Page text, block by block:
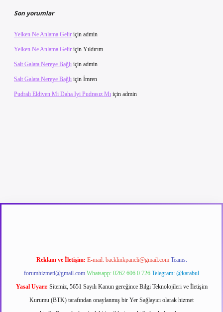
Son yorumlar
Yelken Ne Anlama Gelir için admin
Yelken Ne Anlama Gelir için Yıldırım
Salt Galata Nereye Bağlı için admin
Salt Galata Nereye Bağlı için İmren
Pudralı Eldiven Mi Daha Iyi Pudrasız Mı için admin
betexper güncel girişbetexpergir.net
Reklam ve İletişim: E-mail: backlinkpaneli@gmail.com Teams:
forumhizmeti@gmail.com Whatsapp: 0262 606 0 726 Telegram: @karabul
Yasal Uyarı: Sitemiz, 5651 Sayılı Kanun gereğince Bilgi Teknolojileri ve İletişim
Kurumu (BTK) tarafından onaylanmış bir Yer Sağlayıcı olarak hizmet